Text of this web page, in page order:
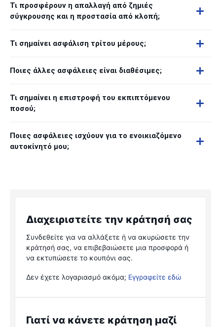
Τι προσφέρουν η απαλλαγή από ζημιές
σύγκρουσης και η προστασία από κλοπή;
Τι σημαίνει ασφάλιση τρίτου μέρους;
Ποιες άλλες ασφάλειες είναι διαθέσιμες;
Τι σημαίνει η επιστροφή του εκπιπτόμενου
ποσού;
Ποιες ασφάλειες ισχύουν για το ενοικιαζόμενο
αυτοκίνητό μου;
Διαχειριστείτε την κράτησή σας
Συνδεθείτε για να αλλάξετε ή να ακυρώσετε την
κράτησή σας, να επιβεβαιώσετε μια προσφορά ή
να εκτυπώσετε το κουπόνι σας.
Δεν έχετε λογαριασμό ακόμα; Εγγραφείτε εδώ
Γιατί να κάνετε κράτηση μαζί